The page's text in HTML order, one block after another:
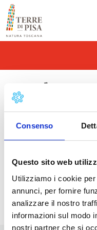
Consenso
Questo sito web
Utilizziamo i cookie
annunci, per fornire
analizzare il nostro
informazioni sul modo
nostri partner che si
Vai al contenuto
Estate a
30/08/2026 -